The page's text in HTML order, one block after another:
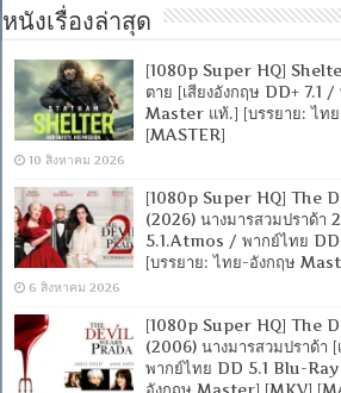
หนังเรื่องล่าสุด
[1080p Super HQ]
ตาย [เสียงอังกฤษ DD+ 7.1
Master แท้.] [บรรยาย: ไท
[MASTER]
10 สิงหาคม 2026
[1080p Super HQ] The
(2026) นางมารสวมปราด้า
5.1.Atmos / พากย์ไทย
[บรรยาย: ไทย-อังกฤษ
6 สิงหาคม 2026
[1080p Super HQ] The
(2006) นางมารสวมปราด้า
พากย์ไทย DD 5.1 Blu-